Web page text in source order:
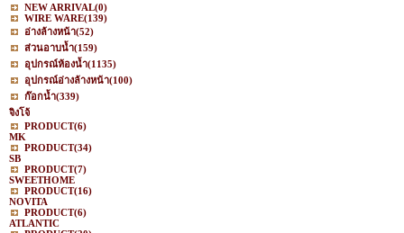
NEW ARRIVAL(0)
WIRE WARE(139)
อ่างล้างหน้า(52)
ส่วนอาบน้ำ(159)
อุปกรณ์ห้องน้ำ(1135)
อุปกรณ์อ่างล้างหน้า(100)
ก๊อกน้ำ(339)
จิงโจ้
PRODUCT(6)
MK
PRODUCT(34)
SB
PRODUCT(7)
SWEETHOME
PRODUCT(16)
NOVITA
PRODUCT(6)
ATLANTIC